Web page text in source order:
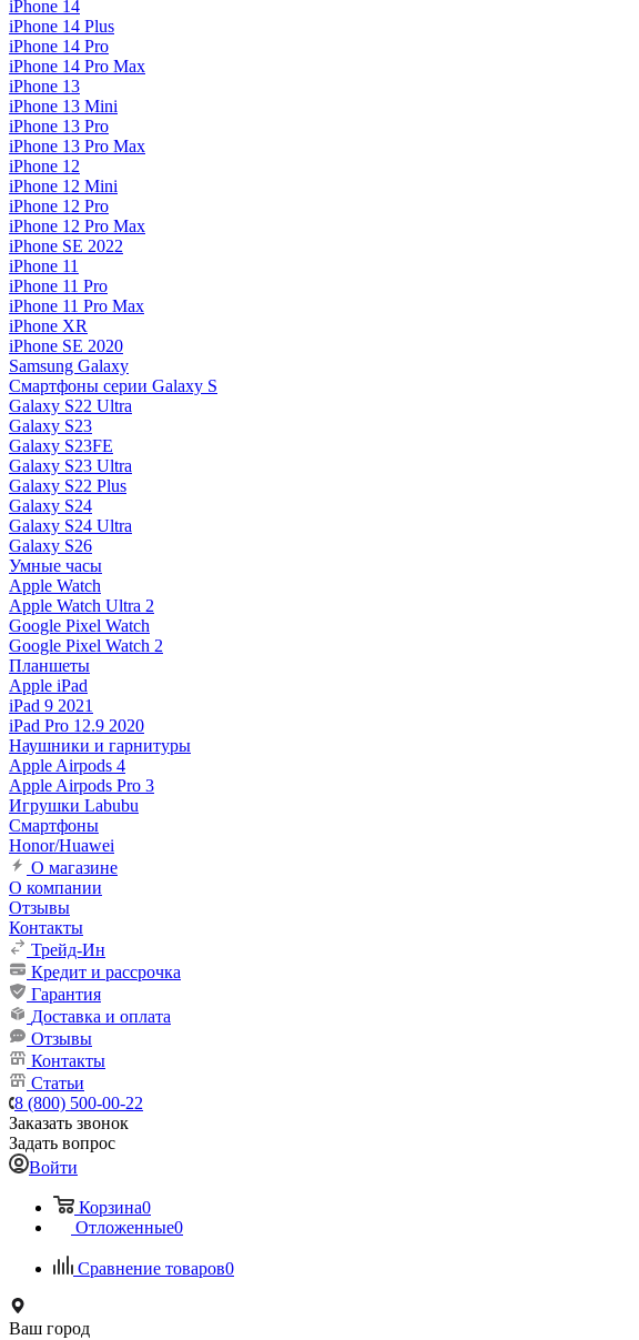
iPhone 14
iPhone 14 Plus
iPhone 14 Pro
iPhone 14 Pro Max
iPhone 13
iPhone 13 Mini
iPhone 13 Pro
iPhone 13 Pro Max
iPhone 12
iPhone 12 Mini
iPhone 12 Pro
iPhone 12 Pro Max
iPhone SE 2022
iPhone 11
iPhone 11 Pro
iPhone 11 Pro Max
iPhone XR
iPhone SE 2020
Samsung Galaxy
Смартфоны серии Galaxy S
Galaxy S22 Ultra
Galaxy S23
Galaxy S23FE
Galaxy S23 Ultra
Galaxy S22 Plus
Galaxy S24
Galaxy S24 Ultra
Galaxy S26
Умные часы
Apple Watch
Apple Watch Ultra 2
Google Pixel Watch
Google Pixel Watch 2
Планшеты
Apple iPad
iPad 9 2021
iPad Pro 12.9 2020
Наушники и гарнитуры
Apple Airpods 4
Apple Airpods Pro 3
Игрушки Labubu
Смартфоны
Honor/Huawei
О магазине
О компании
Отзывы
Контакты
Трейд-Ин
Кредит и рассрочка
Гарантия
Доставка и оплата
Отзывы
Контакты
Статьи
8 (800) 500-00-22
Заказать звонок
Задать вопрос
Войти
Корзина0
Отложенные0
Сравнение товаров0
Ваш город